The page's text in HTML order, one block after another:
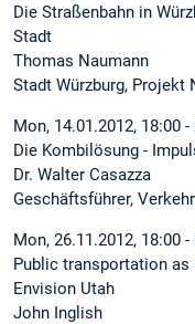
Die Straßenbahn in
Stadt
Thomas Naumann
Stadt Würzburg, Projekt
Mon, 14.01.2012, 18:00 -
Die Kombilösung -
Dr. Walter Casazza
Geschäftsführer,
Mon, 26.11.2012, 18:00 -
Public transportation as
Envision Utah
John Inglish